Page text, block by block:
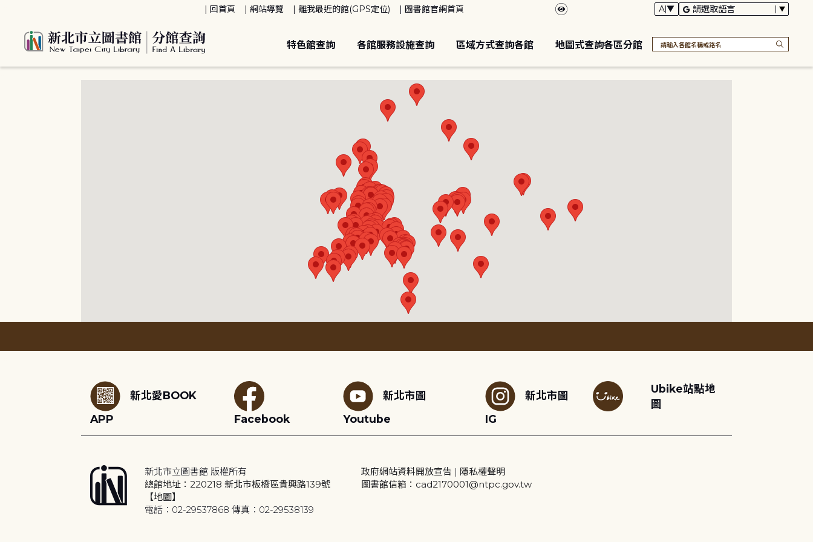
回首頁 網站導覽 離我最近的館(GPS定位) 圖書館官網首頁
特色館查詢 各館服務設施查詢 區域方式查詢各館 地圖式查詢各區分館
新北愛BOOK
APP
Facebook
新北市圖
Youtube
新北市圖
IG
Ubike站點地
圖
新北市立圖書館 版權所有
總館地址：220218 新北市板橋區貴興路139號
【地圖】
電話：02-29537868 傳真：02-29538139
政府網站資料開放宣告 | 隱私權聲明
圖書館信箱：cad2170001@ntpc.gov.tw